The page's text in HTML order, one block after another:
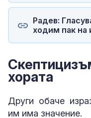
Радев:
ходим пак на
хората
Други обаче
им има значение.